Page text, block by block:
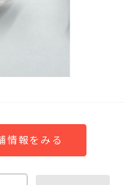
情報をみる